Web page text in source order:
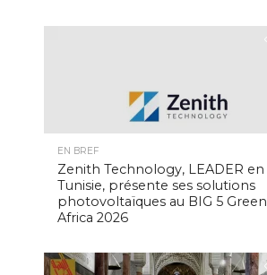
EN BREF
Zenith Technology, LEADER en
Tunisie, présente ses solutions
photovoltaïques au BIG 5 Green
Africa 2026